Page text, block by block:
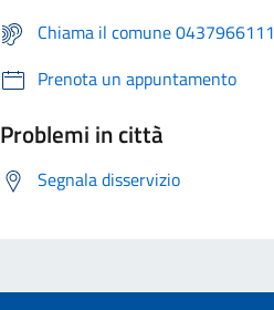
Chiama il comune 0437966111
Prenota un appuntamento
Problemi in città
Segnala disservizio